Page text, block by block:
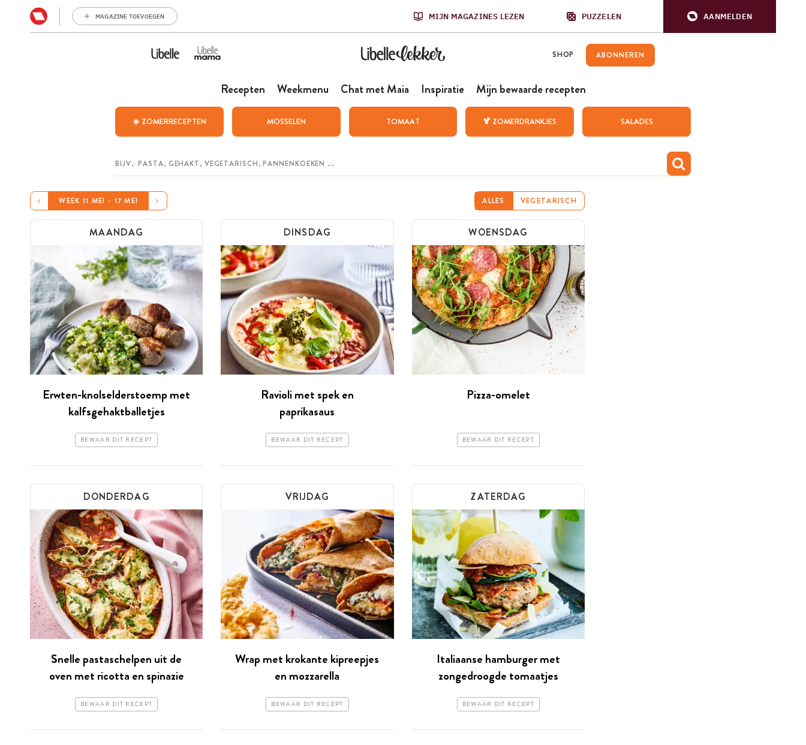
MAGAZINE TOEVOEGEN MIJN MAGAZINES LEZEN PUZZELEN AANMELDEN
SHOP ABONNEREN
Recepten Weekmenu Chat met Maia Inspiratie Mijn bewaarde recepten
☀️ ZOMERRECEPTEN MOSSELEN TOMAAT 🍹 ZOMERDRANKJES SALADES
WEEK 11 MEI - 17 MEI ALLES VEGETARISCH
MAANDAG
Erwten-knolselderstoemp met
kalfsgehaktballetjes
BEWAAR DIT RECEPT
DINSDAG
Ravioli met spek en
paprikasaus
BEWAAR DIT RECEPT
WOENSDAG
Pizza-omelet
BEWAAR DIT RECEPT
DONDERDAG
Snelle pastaschelpen uit de
oven met ricotta en spinazie
BEWAAR DIT RECEPT
VRIJDAG
Wrap met krokante kipreepjes
en mozzarella
BEWAAR DIT RECEPT
ZATERDAG
Italiaanse hamburger met
zongedroogde tomaatjes
BEWAAR DIT RECEPT